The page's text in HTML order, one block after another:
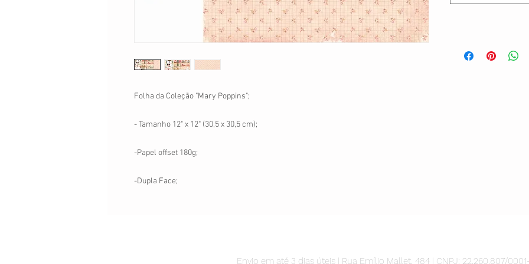
Folha da Coleção "Mary Poppins";
- Tamanho 12" x 12" (30,5 x 30,5 cm);
-Papel offset 180g;
-Dupla Face;
Envio em até 3 dias úteis | Rua Emílio Mallet, 484 | CNPJ: 22.260.807/